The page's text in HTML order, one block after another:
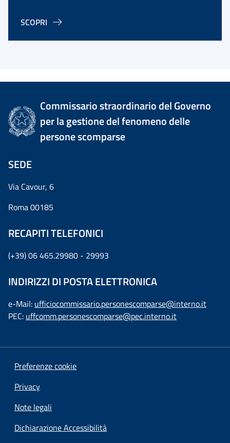
SCOPRI
Commissario straordinario del Governo
per la gestione del fenomeno delle
persone scomparse
SEDE
Via Cavour, 6
Roma 00185
RECAPITI TELEFONICI
(+39) 06 465.29980 - 29993
INDIRIZZI DI POSTA ELETTRONICA
e-Mail: ufficiocommissario.personescomparse@interno.it
PEC: uffcomm.personescomparse@pec.interno.it
Preferenze cookie
Privacy
Note legali
Dichiarazione Accessibilità